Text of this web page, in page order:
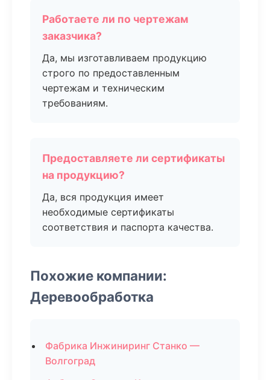
Работаете ли по чертежам
заказчика?
Да, мы изготавливаем продукцию
строго по предоставленным
чертежам и техническим
требованиям.
Предоставляете ли сертификаты
на продукцию?
Да, вся продукция имеет
необходимые сертификаты
соответствия и паспорта качества.
Похожие компании:
Деревообработка
Фабрика Инжиниринг Станко —
Волгоград